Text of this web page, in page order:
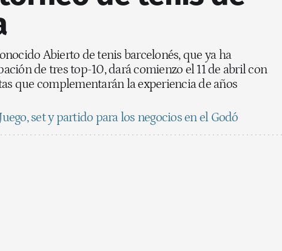
Abierto de tenis barcelonés, que ya ha
de tres top-10, dará comienzo el 11 de abril con
que complementarán la experiencia de años
Juego, set y partido para los negocios en el Godó